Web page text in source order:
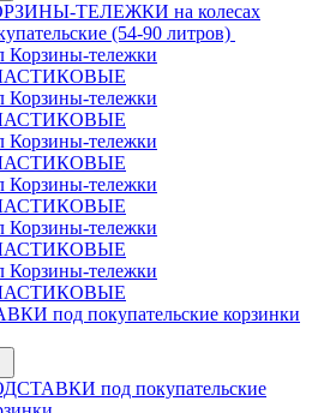
ТЕЛЕЖКИ на колесах
(54-90 литров)
Корзины-тележки
Корзины-тележки
Корзины-тележки
Корзины-тележки
Корзины-тележки
Корзины-тележки
под покупательские корзинки
под покупательские